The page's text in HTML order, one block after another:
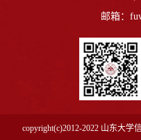
邮箱：
copyright(c)2012-2022 山东大